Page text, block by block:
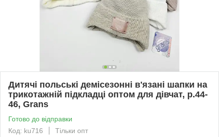
Дитячі польські демісезонні в'язані шапки на
трикотажній підкладці оптом для дівчат, р.44-
46, Grans
Готово до відправки
Код: ku716
Тільки опт